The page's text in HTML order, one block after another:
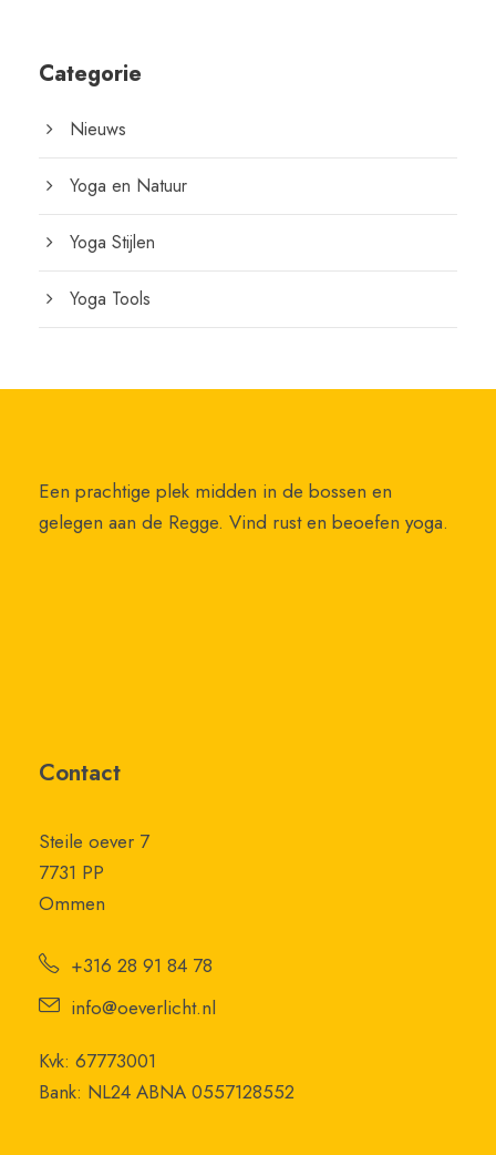
Categorie
Nieuws
Yoga en Natuur
Yoga Stijlen
Yoga Tools
Een prachtige plek midden in de bossen en
gelegen aan de Regge. Vind rust en beoefen yoga.
Contact
Steile oever 7
7731 PP
Ommen
+316 28 91 84 78
info@oeverlicht.nl
Kvk: 67773001
Bank: NL24 ABNA 0557128552